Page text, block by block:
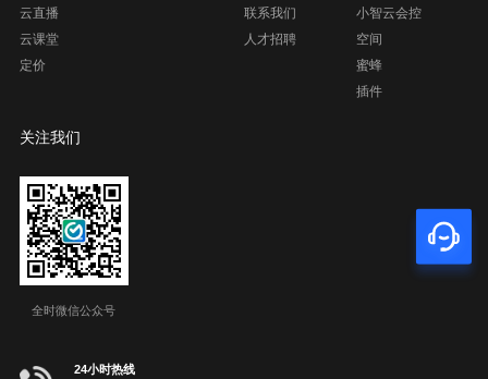
云直播
云课堂
定价
联系我们
人才招聘
小智云会控
空间
蜜蜂
插件
关注我们
全时微信公众号
24小时热线